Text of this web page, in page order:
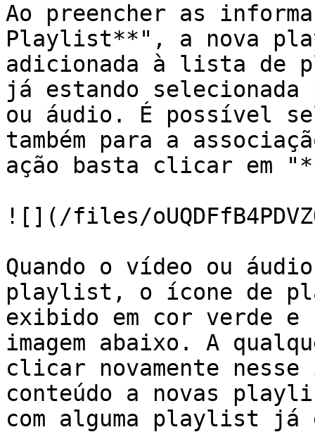
Ao preencher as
Playlist**", a nova
adicionada à lista de
já estando selecionada
ou áudio. É possível
também para a
ação basta clicar em
![](/files/
Quando o vídeo ou
playlist, o ícone de
exibido em cor verde e
imagem abaixo. A
clicar novamente
conteúdo a novas
com alguma playlist